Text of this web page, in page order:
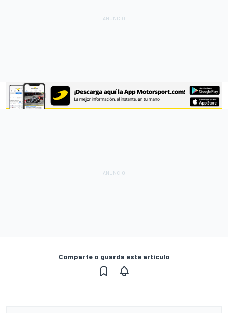
Comparte o guarda este artículo